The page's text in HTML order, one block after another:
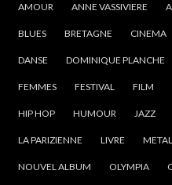
AMOUR ANNE VASSIVIERE
BLUES BRETAGNE CINEMA
DANSE DOMINIQUE PLANCHE
FEMMES FESTIVAL FILM
HIP HOP HUMOUR JAZZ
LA PARIZIENNE LIVRE METAL
NOUVEL ALBUM OLYMPIA